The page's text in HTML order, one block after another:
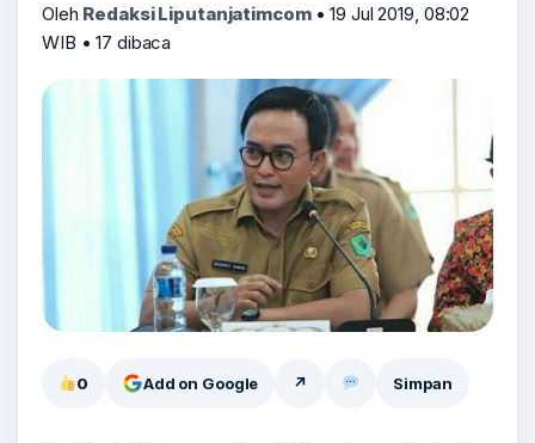
Oleh Redaksi Liputanjatimcom • 19 Jul 2019, 08:02
WIB • 17 dibaca
0 Add on Google ↗ Simpan